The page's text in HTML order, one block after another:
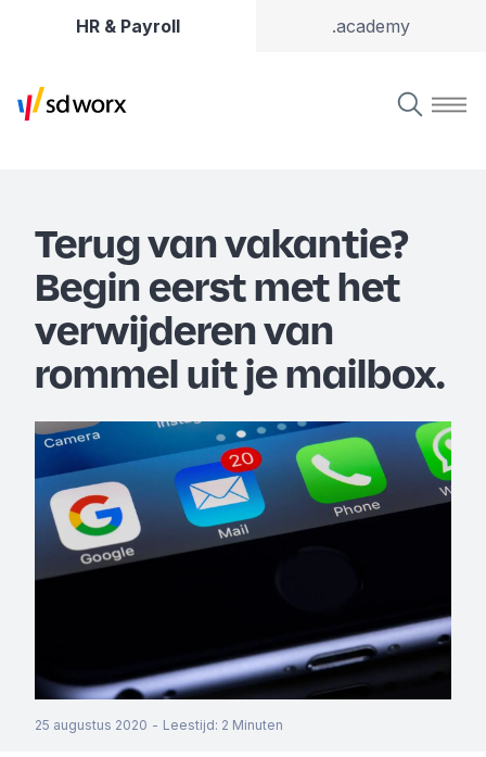
HR & Payroll .academy
Terug van vakantie?
Begin eerst met het
verwijderen van
rommel uit je mailbox.
25 augustus 2020 - Leestijd: 2 Minuten